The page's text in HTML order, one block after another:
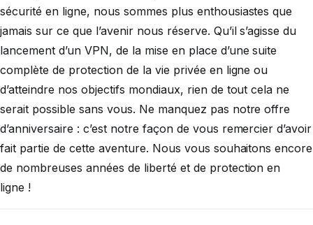
sécurité en ligne, nous sommes plus enthousiastes que
jamais sur ce que l’avenir nous réserve. Qu’il s’agisse du
lancement d’un VPN, de la mise en place d’une suite
complète de protection de la vie privée en ligne ou
d’atteindre nos objectifs mondiaux, rien de tout cela ne
serait possible sans vous. Ne manquez pas notre offre
d’anniversaire : c’est notre façon de vous remercier d’avoir
fait partie de cette aventure. Nous vous souhaitons encore
de nombreuses années de liberté et de protection en
ligne !